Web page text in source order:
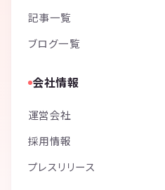
記事一覧
ブログ一覧
会社情報
運営会社
採用情報
プレスリリース